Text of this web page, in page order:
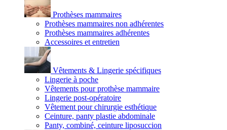
Prothèses mammaires
Prothèses mammaires non adhérentes
Prothèses mammaires adhérentes
Accessoires et entretien
Vêtements & Lingerie spécifiques
Lingerie à poche
Vêtements pour prothèse mammaire
Lingerie post-opératoire
Vêtement pour chirurgie esthétique
Ceinture, panty plastie abdominale
Panty, combiné, ceinture liposuccion